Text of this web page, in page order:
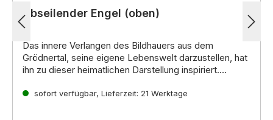
Abseilender Engel (oben)
Das innere Verlangen des Bildhauers aus dem
Grödnertal, seine eigene Lebenswelt darzustellen, hat
ihn zu dieser heimatlichen Darstellung inspiriert.
handgeschnitzten Krippenfiguren aus Holz erhalten Sie
sofort verfügbar, Lieferzeit: 21 Werktage